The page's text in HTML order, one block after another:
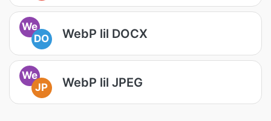
We
DO
WebP lil DOCX
We
JP
WebP lil JPEG